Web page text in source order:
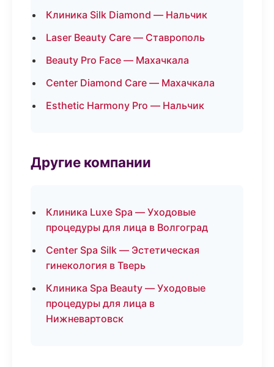
Клиника Silk Diamond — Нальчик
Laser Beauty Care — Ставрополь
Beauty Pro Face — Махачкала
Center Diamond Care — Махачкала
Esthetic Harmony Pro — Нальчик
Другие компании
Клиника Luxe Spa — Уходовые
процедуры для лица в Волгоград
Center Spa Silk — Эстетическая
гинекология в Тверь
Клиника Spa Beauty — Уходовые
процедуры для лица в
Нижневартовск